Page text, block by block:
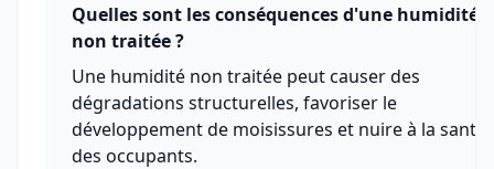
Quelles sont les conséquences d'une humidité
non traitée ?
Une humidité non traitée peut causer des
dégradations structurelles, favoriser le
développement de moisissures et nuire à la santé
des occupants.